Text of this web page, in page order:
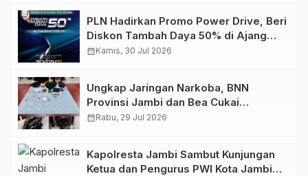
PLN Hadirkan Promo Power Drive, Beri
Diskon Tambah Daya 50% di Ajang
GIIAS 2026
calendar_monthKamis, 30 Jul 2026
Ungkap Jaringan Narkoba, BNN
Provinsi Jambi dan Bea Cukai
Amankan Sembilan Pelaku beserta
calendar_monthRabu, 29 Jul 2026
Kapolresta Jambi Sambut Kunjungan
Ketua dan Pengurus PWI Kota Jambi